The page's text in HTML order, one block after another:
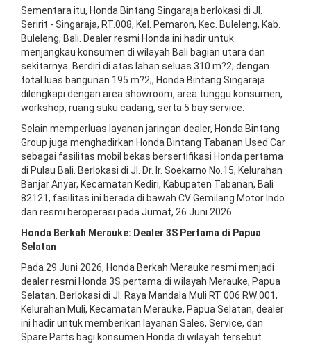
Sementara itu, Honda Bintang Singaraja berlokasi di Jl.
Seririt - Singaraja, RT.008, Kel. Pemaron, Kec. Buleleng, Kab.
Buleleng, Bali. Dealer resmi Honda ini hadir untuk
menjangkau konsumen di wilayah Bali bagian utara dan
sekitarnya. Berdiri di atas lahan seluas 310 m?2; dengan
total luas bangunan 195 m?2;, Honda Bintang Singaraja
dilengkapi dengan area showroom, area tunggu konsumen,
workshop, ruang suku cadang, serta 5 bay service.
Selain memperluas layanan jaringan dealer, Honda Bintang
Group juga menghadirkan Honda Bintang Tabanan Used Car
sebagai fasilitas mobil bekas bersertifikasi Honda pertama
di Pulau Bali. Berlokasi di Jl. Dr. Ir. Soekarno No.15, Kelurahan
Banjar Anyar, Kecamatan Kediri, Kabupaten Tabanan, Bali
82121, fasilitas ini berada di bawah CV Gemilang Motor Indo
dan resmi beroperasi pada Jumat, 26 Juni 2026.
Honda Berkah Merauke: Dealer 3S Pertama di Papua
Selatan
Pada 29 Juni 2026, Honda Berkah Merauke resmi menjadi
dealer resmi Honda 3S pertama di wilayah Merauke, Papua
Selatan. Berlokasi di Jl. Raya Mandala Muli RT 006 RW 001,
Kelurahan Muli, Kecamatan Merauke, Papua Selatan, dealer
ini hadir untuk memberikan layanan Sales, Service, dan
Spare Parts bagi konsumen Honda di wilayah tersebut.